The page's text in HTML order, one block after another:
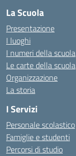
La Scuola
Presentazione
I luoghi
I numeri della scuola
Le carte della scuola
Organizzazione
La storia
I Servizi
Personale scolastico
Famiglie e studenti
Percorsi di studio